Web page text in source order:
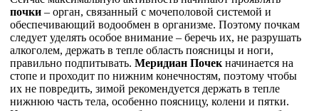
почки – орган, связанный с мочеполовой системой и
обеспечивающий водообмен в организме. Поэтому почкам
следует уделять особое внимание – беречь их, не разрушать
алкоголем, держать в тепле область поясницы и ноги,
правильно подпитывать. Меридиан Почек начинается на
стопе и проходит по нижним конечностям, поэтому чтобы
их не повредить, зимой рекомендуется держать в тепле
нижнюю часть тела, особенно поясницу, колени и пятки.